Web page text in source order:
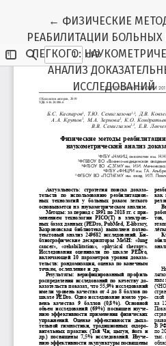
← Вернуться к
ФИЗИЧЕСКИЕ
РЕАБИЛИТАЦИИ БОЛЬНЫХ
ЛЕГКОГО:
АНАЛИЗ
ИССЛЕДОВАНИЙ